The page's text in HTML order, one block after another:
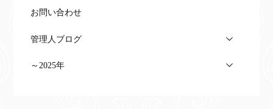
お問い合わせ
管理人ブログ
～2025年